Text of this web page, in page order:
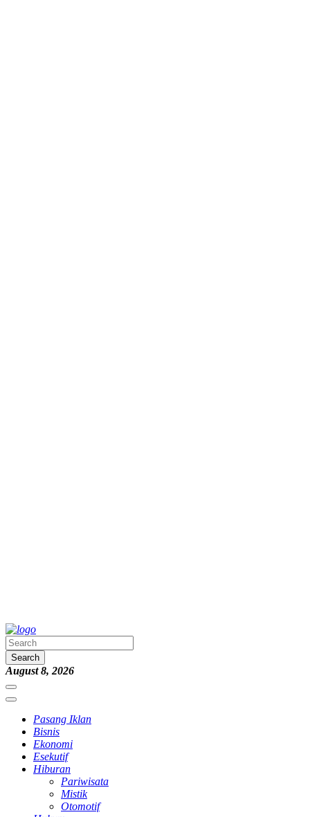
Search
August 8, 2026
Pasang Iklan
Bisnis
Ekonomi
Esekutif
Hiburan
Pariwisata
Mistik
Otomotif